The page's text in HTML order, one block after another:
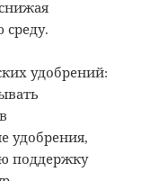
среду.
удобрений:
удобрения,
поддержку